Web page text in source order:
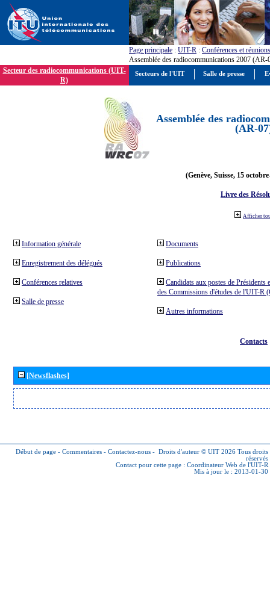
Page principale : UIT-R : Conférences et réunions
Assemblée des radiocommunications 2007 (AR-
Secteur des radiocommunications (UIT-
R)
Assemblée des
(AR-
(Genève, Suisse, 15
Livre des
Afficher
Information générale
Enregistrement des délégués
Conférences relatives
Salle de presse
Documents
Publications
Candidats aux postes de Présidents
des Commissions d'études de l'UIT-R
Autres informations
Contacts
[Newsflashes]
Début de page - Commentaires - Contactez-nous - Droits d'auteur © UIT 2026 Tous droits
réservés
Contact pour cette page : Coordinateur Web de l'UIT-R
Mis à jour le : 2013-01-30
Secteurs de l'UIT Salle de presse